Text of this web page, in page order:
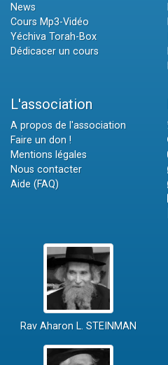
News
Cours Mp3-Vidéo
Yéchiva Torah-Box
Dédicacer un cours
L'association
A propos de l'association
Faire un don !
Mentions légales
Nous contacter
Aide (FAQ)
Rav Aharon L. STEINMAN